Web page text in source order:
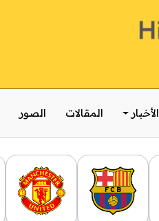
الأخبار المقالات الصور